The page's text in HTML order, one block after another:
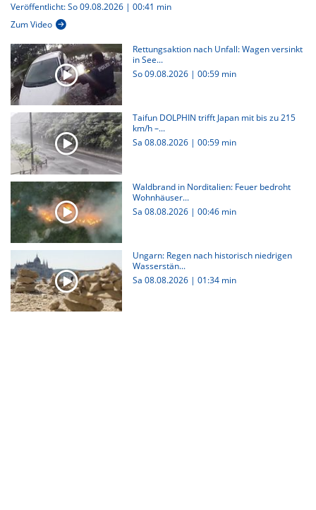
Veröffentlicht: So 09.08.2026 | 00:41 min
Zum Video
Rettungsaktion nach Unfall: Wagen versinkt
in See...
So 09.08.2026 | 00:59 min
Taifun DOLPHIN trifft Japan mit bis zu 215
km/h –...
Sa 08.08.2026 | 00:59 min
Waldbrand in Norditalien: Feuer bedroht
Wohnhäuser...
Sa 08.08.2026 | 00:46 min
Ungarn: Regen nach historisch niedrigen
Wasserstän...
Sa 08.08.2026 | 01:34 min